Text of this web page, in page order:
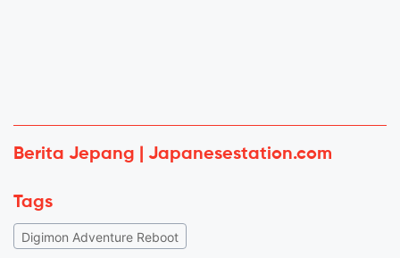
Berita Jepang | Japanesestation.com
Tags
Digimon Adventure Reboot